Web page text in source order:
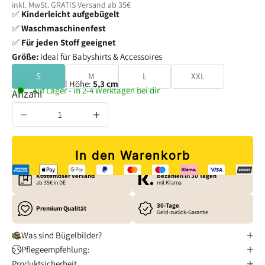
inkl. MwSt. GRATISVersand ab 35€
✅ Kinderleicht aufgebügelt
✅Waschmaschinenfest
✅ Für jeden Stoff geeignet
Größe: Ideal für Babyshirts & Accessoires
S
M L XXL
| Höhe: 5,3 cm
Auf Lager - in 2-4 Werktagen bei dir
Anzahl verringern
Anzahl erhöhen
In den Warenkorb
Kostenloser Versand
ab 35€ in DE
Bezahlen in 30 Tagen
mit Klarna
Premium Qualität 30-Tage
Geld-zurück-Garantie
Was sind Bügelbilder?
Pflegeempfehlung: